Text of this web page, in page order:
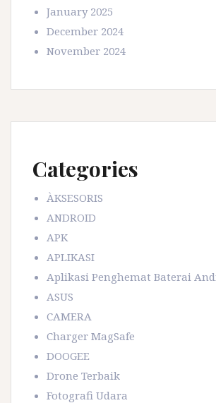
January 2025
December 2024
November 2024
Categories
ÀKSESORIS
ANDROID
APK
APLIKASI
Aplikasi Penghemat Baterai
ASUS
CAMERA
Charger MagSafe
DOOGEE
Drone Terbaik
Fotografi Udara